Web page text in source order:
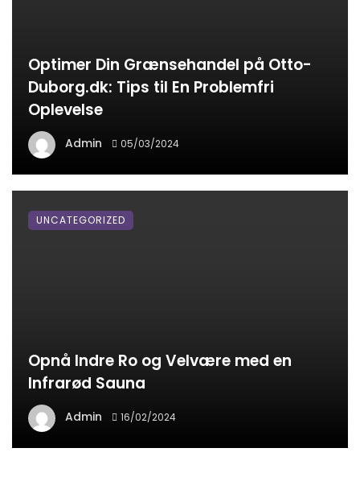
Optimer Din Grænsehandel på Otto-
Duborg.dk: Tips til En Problemfri
Oplevelse
Admin 05/03/2024
Opnå Indre Ro og Velvære med en
Infrarød Sauna
Admin 16/02/2024
UNCATEGORIZED